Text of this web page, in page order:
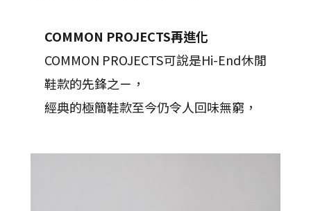
COMMON PROJECTS再進化
COMMON PROJECTS可說是Hi-End休閒
鞋款的先鋒之ㄧ，
經典的極簡鞋款至今仍令人回味無窮，